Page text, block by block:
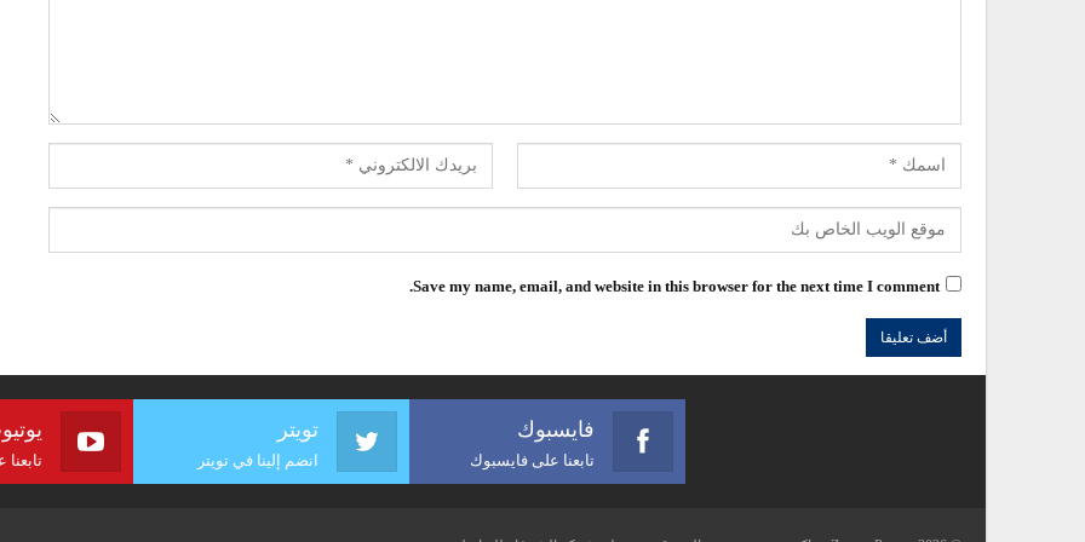
Save my name, email, and website in this browser for the next time I comment.
فايسبوك
تابعنا على فايسبوك
تويتر
انضم إلينا في تويتر